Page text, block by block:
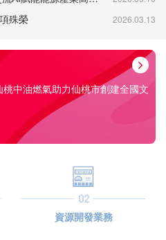
殊榮 2026.03.13
中油燃氣助力仙桃市創建全國文
02
資源開發業務